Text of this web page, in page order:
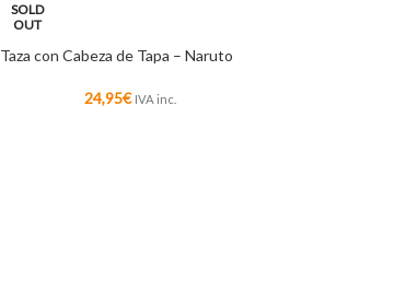
SOLD
OUT
Taza con Cabeza de Tapa – Naruto
24,95€ IVA inc.